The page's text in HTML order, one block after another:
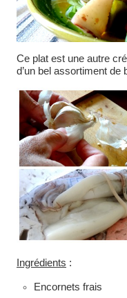
Ce plat est une autre
d’un bel assortiment de
Ingrédients :
Encornets frais